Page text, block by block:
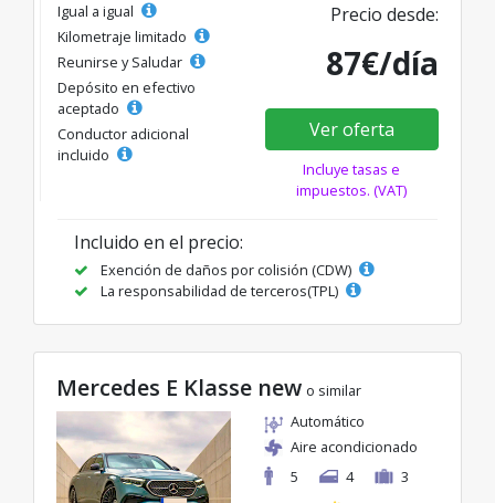
Igual a igual
Kilometraje limitado
Reunirse y Saludar
Depósito en efectivo
aceptado
Conductor adicional
incluido
Precio desde:
87€/día
Ver oferta
Incluye tasas e
impuestos. (VAT)
Incluido en el precio:
Exención de daños por colisión (CDW)
La responsabilidad de terceros(TPL)
Mercedes E Klasse new o similar
Automático
Aire acondicionado
5
4 3